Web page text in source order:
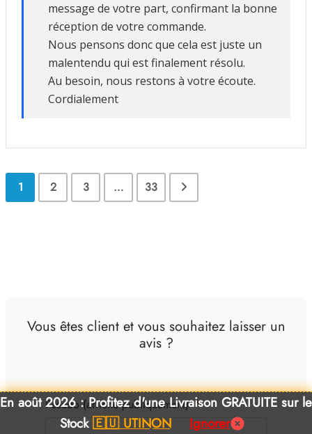
En août 2026 : Profitez d'une Livraison GRATUITE sur le
Stock🇪🇺 UTINON Ignorer
message de votre part, confirmant la bonne
réception de votre commande.
Nous pensons donc que cela est juste un
malentendu qui est finalement résolu.
Au besoin, nous restons à votre écoute.
Cordialement
1 2 3 … 33
Vous êtes client et vous souhaitez laisser un
avis ?
Pseudo (affiché publiquement) *